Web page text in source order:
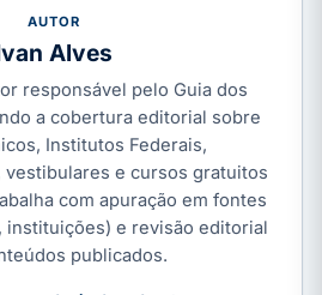
AUTOR
Alves
responsável pelo Guia dos
a cobertura editorial sobre
Institutos Federais,
vestibulares e cursos gratuitos
com apuração em fontes
instituições) e revisão editorial
publicados.